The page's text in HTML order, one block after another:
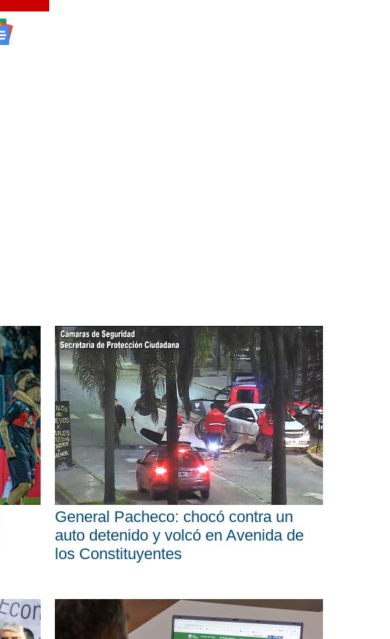
General Pacheco: chocó contra un
auto detenido y volcó en Avenida de
los Constituyentes